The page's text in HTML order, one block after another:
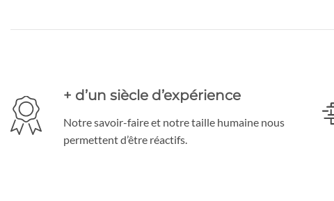
+ d’un siècle d’expérience
Notre savoir-faire et notre taille humaine nous
permettent d’être réactifs.